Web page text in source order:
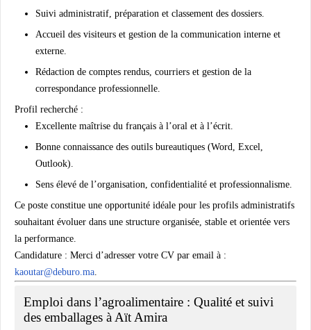
Suivi administratif, préparation et classement des dossiers.
Accueil des visiteurs et gestion de la communication interne et
externe.
Rédaction de comptes rendus, courriers et gestion de la
correspondance professionnelle.
Profil recherché :
Excellente maîtrise du français à l’oral et à l’écrit.
Bonne connaissance des outils bureautiques (Word, Excel,
Outlook).
Sens élevé de l’organisation, confidentialité et professionnalisme.
Ce poste constitue une opportunité idéale pour les profils administratifs
souhaitant évoluer dans une structure organisée, stable et orientée vers
la performance.
Candidature : Merci d’adresser votre CV par email à :
kaoutar@deburo.ma
Emploi dans l’agroalimentaire : Qualité et suivi
des emballages à Aït Amira